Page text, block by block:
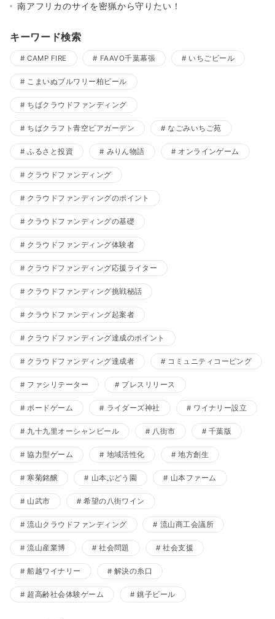
南アフリカのサイを密猟から守りたい！
キーワード検索
CAMP FIRE FAAVO千葉幕張 いちごビール
こまいぬブルワリー柏ビール
ちばクラウドファンディング
ちばクラフト青空ビアガーデン なごみいちご苑
ふるさと投資 みりん物語 オンラインゲーム
クラウドファンディング
クラウドファンディングのポイント
クラウドファンディングの基礎
クラウドファンディング体験者
クラウドファンディング応援ライター
クラウドファンディング挑戦秘話
クラウドファンディング起案者
クラウドファンディング達成のポイント
クラウドファンディング達成者 コミュニティコーピング
ファシリテーター プレスリリース
ボードゲーム ライダーズ神社 ワイナリー設立
九十九里オーシャンビール 八街市 千葉版
協力型ゲーム 地域活性化 地方創生
寒菊銘醸 山本ぶどう園 山本ファーム
山武市 希望の八街ワイン
流山クラウドファンディング 流山商工会議所
流山産業博 社会問題 社会支援
船越ワイナリー 解決の糸口
超高齢社会体験ゲーム 銚子ビール